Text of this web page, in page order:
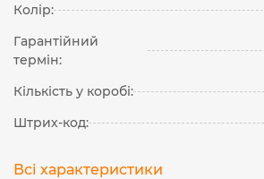
Колір:
Гарантійний
термін:
Кількість у коробі:
Штрих-код:
Всі характеристики